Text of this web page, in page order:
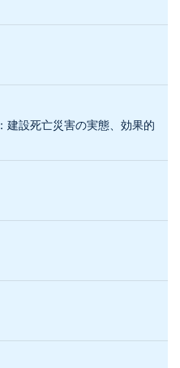
建設死亡災害の実態、効果的